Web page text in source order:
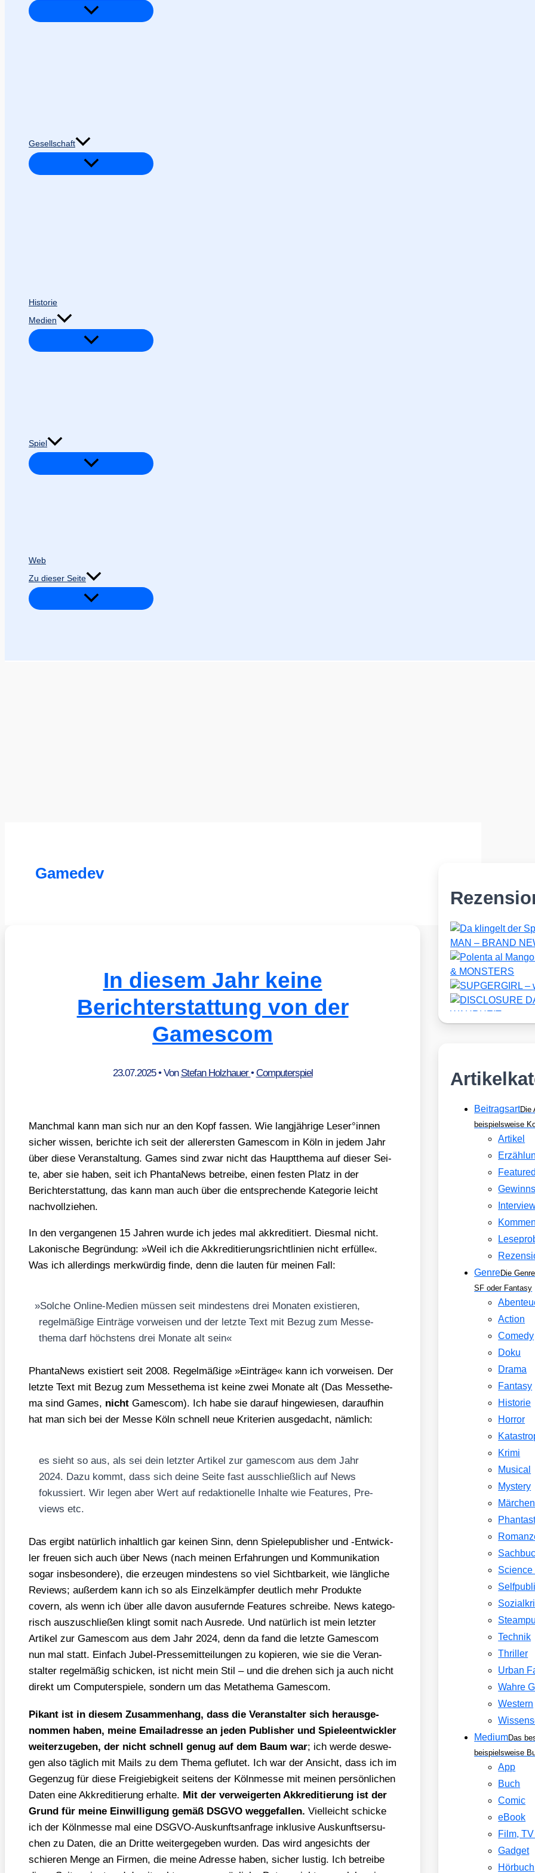
Gesellschaft
Historie
Medien
Spiel
Web
Zu dieser Seite
Gamedev
In diesem Jahr keine
Berichterstattung von der
Gamescom
23.07.2025• Von Stefan Holzhauer•Computerspiel
Manch­mal kann man sich nur an den Kopf fas­sen. Wie lang­jäh­ri­ge Leser°innen
sicher wis­sen, berich­te ich seit der aller­ers­ten Games­com in Köln in jedem Jahr
über die­se Ver­an­stal­tung. Games sind zwar nicht das Haupt­the­ma auf die­ser Sei­
te, aber sie haben, seit ich Phan­ta­News betrei­be, einen fes­ten Platz in der
Bericht­erstat­tung, das kann man auch über die ent­spre­chen­de Kate­go­rie leicht
nach­voll­zie­hen.
In den ver­gan­ge­nen 15 Jah­ren wur­de ich jedes mal akkre­di­tiert. Dies­mal nicht.
Lako­ni­sche Begrün­dung: »Weil ich die Akkre­di­tie­rungs­richt­li­ni­en nicht erfül­le«.
Was ich aller­dings merk­wür­dig fin­de, denn die lau­ten für mei­nen Fall:
»Sol­che Online-Medi­en müs­sen seit min­des­tens drei Mona­ten exis­tie­ren,
regel­mä­ßi­ge Ein­trä­ge vor­wei­sen und der letz­te Text mit Bezug zum Mes­se­
the­ma darf höchs­tens drei Mona­te alt sein«
Phan­ta­News exis­tiert seit 2008. Regel­mä­ßi­ge »Ein­trä­ge« kann ich vor­wei­sen. Der
letz­te Text mit Bezug zum Mes­se­the­ma ist kei­ne zwei Mona­te alt (Das Mes­se­the­
ma sind Games, nicht Games­com). Ich habe sie dar­auf hin­ge­wie­sen, dar­auf­hin
hat man sich bei der Mes­se Köln schnell neue Kri­te­ri­en aus­ge­dacht, näm­lich:
es sieht so aus, als sei dein letz­ter Arti­kel zur games­com aus dem Jahr
2024. Dazu kommt, dass sich dei­ne Sei­te fast aus­schließ­lich auf News
fokus­siert. Wir legen aber Wert auf redak­tio­nel­le Inhal­te wie Fea­tures, Pre­
views etc.
Das ergibt natür­lich inhalt­lich gar kei­nen Sinn, denn Spie­le­pu­blisher und ‑Ent­wick­
ler freu­en sich auch über News (nach mei­nen Erfah­run­gen und Kom­mu­ni­ka­ti­on
sogar ins­be­son­de­re), die erzeu­gen min­des­tens so viel Sicht­bar­keit, wie läng­li­che
Reviews; außer­dem kann ich so als Ein­zel­kämp­fer deut­lich mehr Pro­duk­te
covern, als wenn ich über alle davon aus­ufern­de Fea­tures schrei­be. News kate­go­
risch aus­zu­schlie­ßen klingt somit nach Aus­re­de. Und natür­lich ist mein letz­ter
Arti­kel zur Games­com aus dem Jahr 2024, denn da fand die letz­te Games­com
nun mal statt. Ein­fach Jubel-Pres­se­mit­tei­lun­gen zu kopie­ren, wie sie die Ver­an­
stal­ter regel­mä­ßig schi­cken, ist nicht mein Stil – und die dre­hen sich ja auch nicht
direkt um Com­pu­ter­spie­le, son­dern um das Meta­the­ma Games­com.
Pikant ist in die­sem Zusam­men­hang, dass die Ver­an­stal­ter sich her­aus­ge­
nom­men haben, mei­ne Email­adres­se an jeden Publisher und Spie­le­ent­wick­ler
wei­ter­zu­ge­ben, der nicht schnell genug auf dem Baum war; ich wer­de des­we­
gen also täg­lich mit Mails zu dem The­ma geflu­tet. Ich war der Ansicht, dass ich im
Gegen­zug für die­se Frei­gie­big­keit sei­tens der Köln­mes­se mit mei­nen per­sön­li­chen
Daten eine Akkre­di­tie­rung erhal­te. Mit der ver­wei­ger­ten Akkre­di­tie­rung ist der
Grund für mei­ne Ein­wil­li­gung gemäß DSGVO weg­ge­fal­len. Viel­leicht schi­cke
ich der Köln­mes­se mal eine DSGVO-Aus­kunfts­an­fra­ge inklu­si­ve Aus­kunfts­er­su­
chen zu Daten, die an Drit­te wei­ter­ge­ge­ben wur­den. Das wird ange­sichts der
schie­ren Men­ge an Fir­men, die mei­ne Adres­se haben, sicher lus­tig. Ich betrei­be
BeitragsartDie
beispielsweise
Artikel
GenreDie
SF oder Fantasy
Action
Comedy
Doku
Drama
Fantasy
Historie
Horror
Krimi
Musical
Mystery
Märchen
Science
Technik
Thriller
Urban
Wahre
Western
MediumDas
beispielsweise
App
Buch
Comic
eBook
Film,
Gadget
Hörbuch